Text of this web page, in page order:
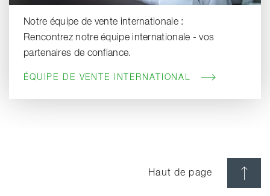
Notre équipe de vente internationale :
Rencontrez notre équipe internationale - vos
partenaires de confiance.
ÉQUIPE DE VENTE INTERNATIONAL
Haut de page